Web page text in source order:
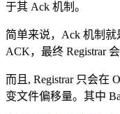
于其 Ack 机制。
简单来说，Ack 机制就
ACK，最终 Registrar
而且, Registrar 只会在
变文件偏移量。其中